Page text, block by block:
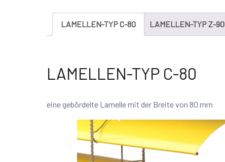
LAMELLEN-TYP C-80 LAMELLEN-TYP Z-90
LAMELLEN-TYP C-80
eine gebördelte Lamelle mit der Breite von 80 mm